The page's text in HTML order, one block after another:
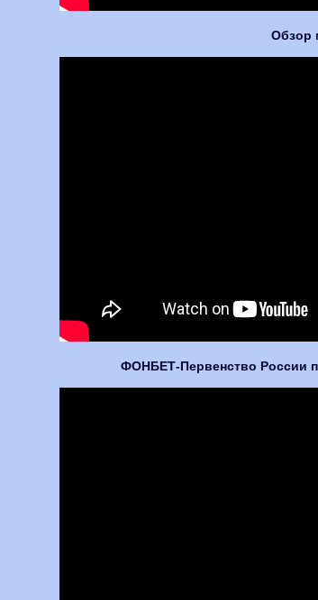
Обзор
ФОНБЕТ-Первенство России